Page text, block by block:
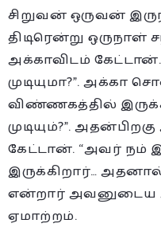
சிறுவன் ஒருவன்
திடிரென்று ஒருநாள்
அக்காவிடம்
முடியுமா?”.
விண்ணகத்தில்
முடியும்?”.
கேட்டான். “அவர் நம்
இருக்கிறார்… அதனால்
என்றார் அவனுடைய
ஏமாற்றம்.